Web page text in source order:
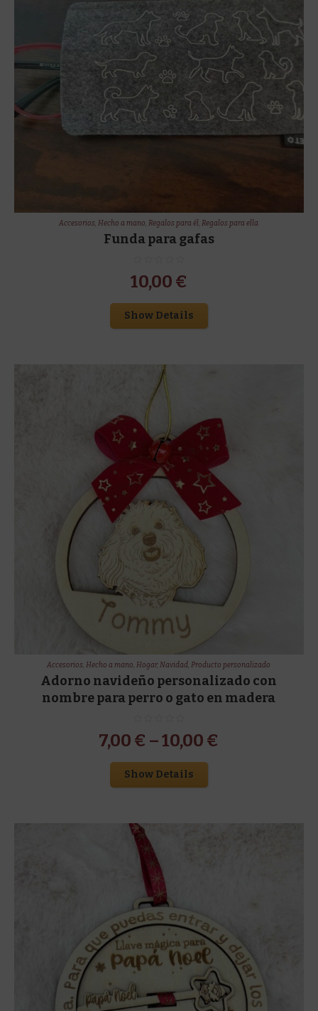
Accesorios,Hecho a mano,Regalos para él,Regalos para ella
Funda para gafas
10,00 €
Show Details
Accesorios,Hecho a mano,Hogar,Navidad,Producto personalizado
Adorno navideño personalizado con
nombre para perro o gato en madera
7,00 € –10,00 €
Show Details